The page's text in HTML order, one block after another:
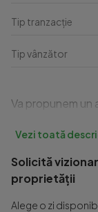
Tip tranzacție
Tip vânzător
Va propunem
Solicită
proprietății
Alege o zi